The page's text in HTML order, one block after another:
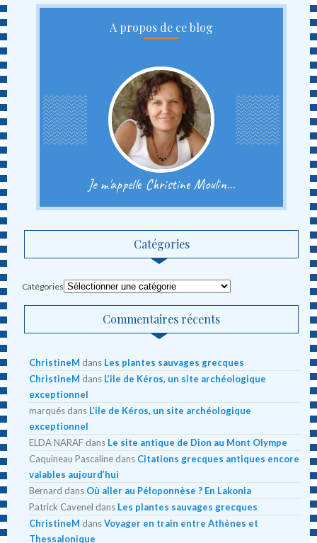
A propos de ce blog
Je m'appelle Christine Moulin...
Catégories
Catégories
Commentaires récents
ChristineM dans Les plantes sauvages grecques
ChristineM dans L’ile de Kéros, un site archéologique
exceptionnel
marqués dans L’ile de Kéros, un site archéologique
exceptionnel
ELDA NARAF dans Le site antique de Dion au Mont Olympe
Caquineau Pascaline dans Citations grecques antiques encore
valables aujourd’hui
Bernard dans Où aller au Péloponnèse ? En Lakonia
Patrick Cavenel dans Les plantes sauvages grecques
ChristineM dansVoyager en train entre Athènes et
Thessalonique